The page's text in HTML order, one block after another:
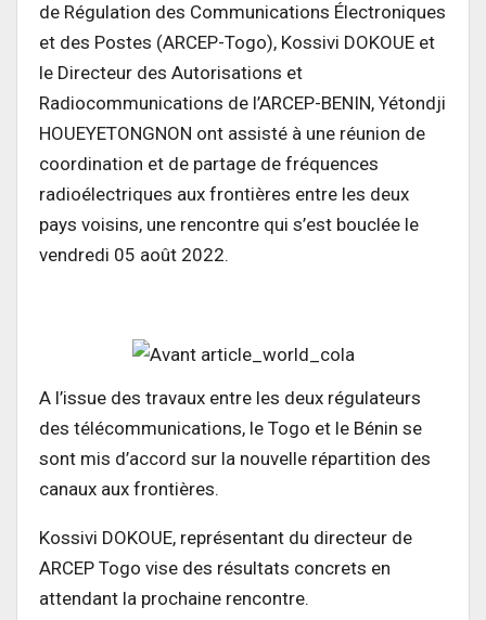
de Régulation des Communications Électroniques
et des Postes (ARCEP-Togo), Kossivi DOKOUE et
le Directeur des Autorisations et
Radiocommunications de l’ARCEP-BENIN, Yétondji
HOUEYETONGNON ont assisté à une réunion de
coordination et de partage de fréquences
radioélectriques aux frontières entre les deux
pays voisins, une rencontre qui s’est bouclée le
vendredi 05 août 2022.
A l’issue des travaux entre les deux régulateurs
des télécommunications, le Togo et le Bénin se
sont mis d’accord sur la nouvelle répartition des
canaux aux frontières.
Kossivi DOKOUE, représentant du directeur de
ARCEP Togo vise des résultats concrets en
attendant la prochaine rencontre.